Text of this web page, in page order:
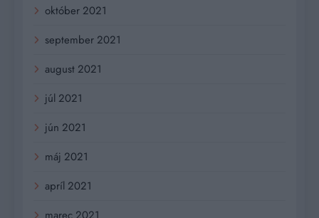
október 2021
september 2021
august 2021
júl 2021
jún 2021
máj 2021
apríl 2021